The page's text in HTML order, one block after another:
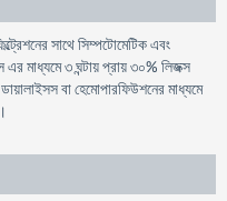
সাথে সিম্পটোমেটিক এবং
এর মাধ্যমে ৩ ঘন্টায় প্রায় ৩০% লিজক্স
বা হেমোপারফিউশনের মাধ্যমে